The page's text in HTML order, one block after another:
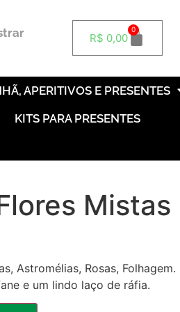
R$ 0,00
0
APERITIVOS E PRESENTES
KITS PARA PRESENTES
Mistas
Astromélias, Rosas, Folhagem.
e um lindo laço de ráfia.